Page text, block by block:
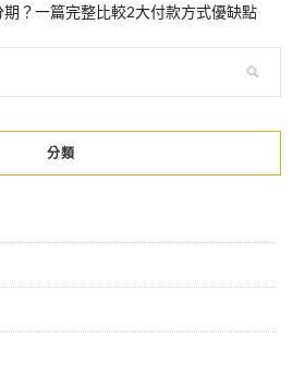
？一篇完整比較2大付款方式優缺點
分類